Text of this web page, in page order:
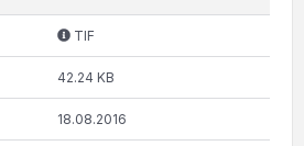
TIF
42.24 KB
18.08.2016